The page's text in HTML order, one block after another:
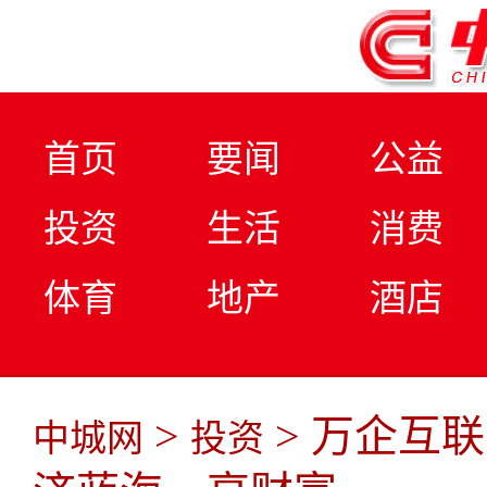
首页 要闻
公益
投资
生活
消费
体育
地产 酒店
中城网 > 投资 > 万企互